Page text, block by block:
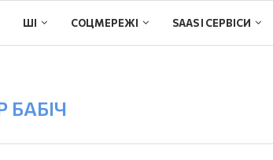
ШІ СОЦМЕРЕЖІ SAAS І СЕРВІСИ